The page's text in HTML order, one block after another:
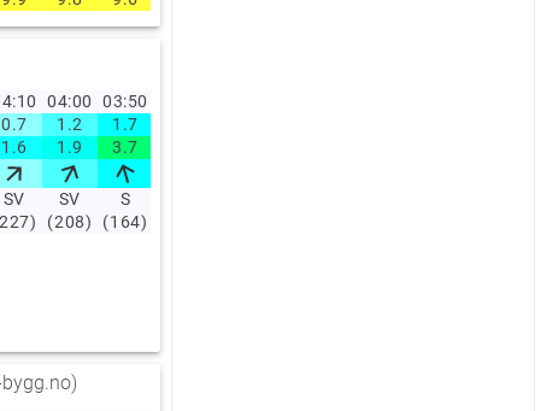
04:00 03:50
0.7 1.2 1.7
1.6 1.9 3.7
SV
SV
(208)
S
(164)